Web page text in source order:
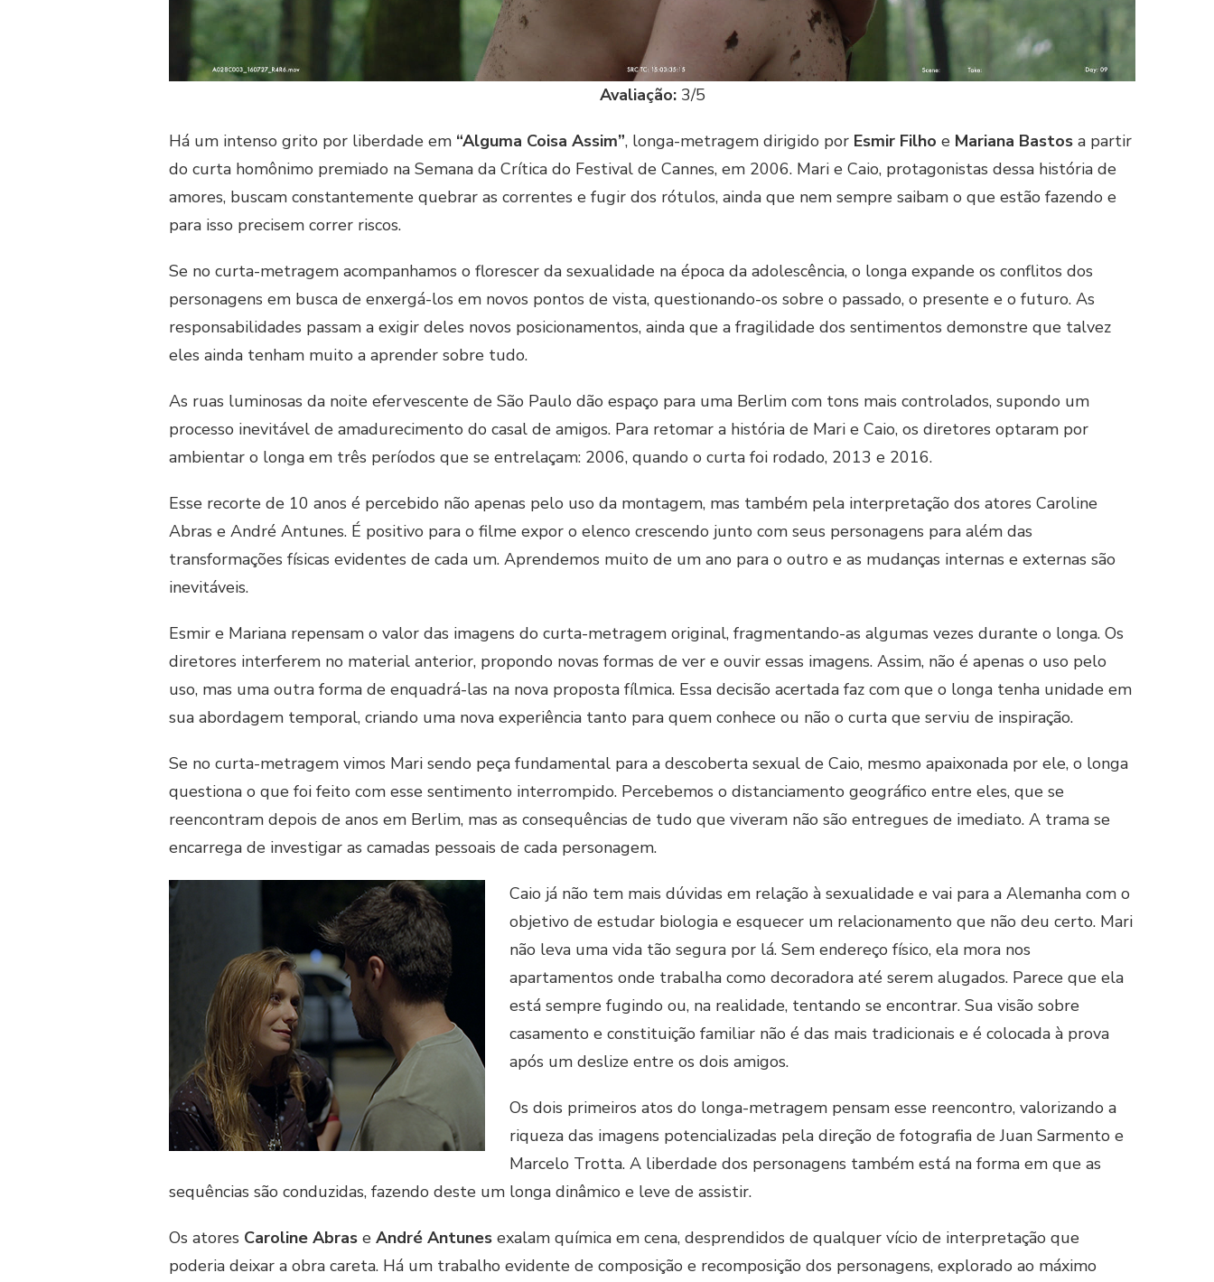
Avaliação:3/5
Há um intenso grito por liberdade em “Alguma Coisa Assim”, longa-metragem dirigido por Esmir Filho e Mariana Bastos a partir
do curta homônimo premiado na Semana da Crítica do Festival de Cannes, em 2006. Mari e Caio, protagonistas dessa história de
amores, buscam constantemente quebrar as correntes e fugir dos rótulos, ainda que nem sempre saibam o que estão fazendo e
para isso precisem correr riscos.
Se no curta-metragem acompanhamos o florescer da sexualidade na época da adolescência, o longa expande os conflitos dos
personagens em busca de enxergá-los em novos pontos de vista, questionando-os sobre o passado, o presente e o futuro. As
responsabilidades passam a exigir deles novos posicionamentos, ainda que a fragilidade dos sentimentos demonstre que talvez
eles ainda tenham muito a aprender sobre tudo.
As ruas luminosas da noite efervescente de São Paulo dão espaço para uma Berlim com tons mais controlados, supondo um
processo inevitável de amadurecimento do casal de amigos. Para retomar a história de Mari e Caio, os diretores optaram por
ambientar o longa em três períodos que se entrelaçam: 2006, quando o curta foi rodado, 2013 e 2016.
Esse recorte de 10 anos é percebido não apenas pelo uso da montagem, mas também pela interpretação dos atores Caroline
Abras e André Antunes. É positivo para o filme expor o elenco crescendo junto com seus personagens para além das
transformações físicas evidentes de cada um. Aprendemos muito de um ano para o outro e as mudanças internas e externas são
inevitáveis.
Esmir e Mariana repensam o valor das imagens do curta-metragem original, fragmentando-as algumas vezes durante o longa. Os
diretores interferem no material anterior, propondo novas formas de ver e ouvir essas imagens. Assim, não é apenas o uso pelo
uso, mas uma outra forma de enquadrá-las na nova proposta fílmica. Essa decisão acertada faz com que o longa tenha unidade em
sua abordagem temporal, criando uma nova experiência tanto para quem conhece ou não o curta que serviu de inspiração.
Se no curta-metragem vimos Mari sendo peça fundamental para a descoberta sexual de Caio, mesmo apaixonada por ele, o longa
questiona o que foi feito com esse sentimento interrompido. Percebemos o distanciamento geográfico entre eles, que se
reencontram depois de anos em Berlim, mas as consequências de tudo que viveram não são entregues de imediato. A trama se
encarrega de investigar as camadas pessoais de cada personagem.
Caio já não tem mais dúvidas em relação à sexualidade e vai para a Alemanha com o
objetivo de estudar biologia e esquecer um relacionamento que não deu certo. Mari
não leva uma vida tão segura por lá. Sem endereço físico, ela mora nos
apartamentos onde trabalha como decoradora até serem alugados. Parece que ela
está sempre fugindo ou, na realidade, tentando se encontrar. Sua visão sobre
casamento e constituição familiar não é das mais tradicionais e é colocada à prova
após um deslize entre os dois amigos.
Os dois primeiros atos do longa-metragem pensam esse reencontro, valorizando a
riqueza das imagens potencializadas pela direção de fotografia de Juan Sarmento e
Marcelo Trotta. A liberdade dos personagens também está na forma em que as
sequências são conduzidas, fazendo deste um longa dinâmico e leve de assistir.
Os atores Caroline Abras e André Antunes exalam química em cena, desprendidos de qualquer vício de interpretação que
poderia deixar a obra careta. Há um trabalho evidente de composição e recomposição dos personagens, explorado ao máximo